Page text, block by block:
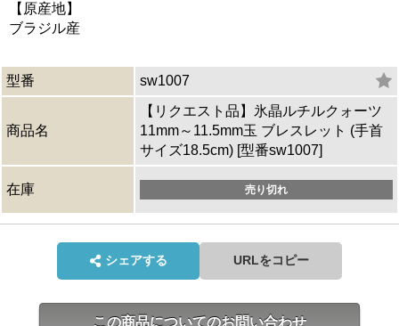
【原産地】
ブラジル産
型番 sw1007
商品名
【リクエスト品】氷晶ルチルクォーツ
11mm～11.5mm玉 ブレスレット (手首
サイズ18.5cm) [型番sw1007]
在庫 売り切れ
シェアする URLをコピー
この商品についてのお問い合わせ